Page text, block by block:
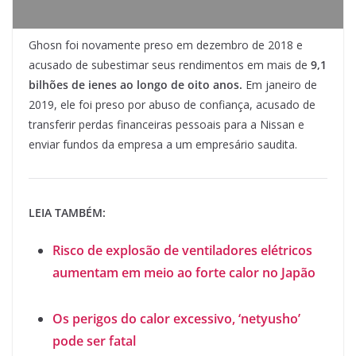
Ghosn foi novamente preso em dezembro de 2018 e
acusado de subestimar seus rendimentos em mais de 9,1
bilhões de ienes ao longo de oito anos. Em janeiro de
2019, ele foi preso por abuso de confiança, acusado de
transferir perdas financeiras pessoais para a Nissan e
enviar fundos da empresa a um empresário saudita.
LEIA TAMBÉM:
Risco de explosão de ventiladores elétricos
aumentam em meio ao forte calor no Japão
Os perigos do calor excessivo, ‘netyusho’
pode ser fatal